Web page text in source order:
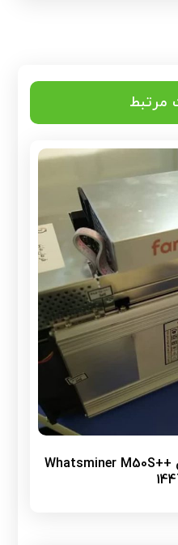
مرتبط
دستگاه ماینر میکرو بی تی Whatsminer M50S++